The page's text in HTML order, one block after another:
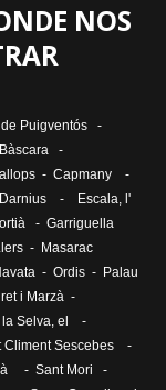
NOS
Puigventós -
Bàscara -
- Capmany -
Darnius - Escala, l '
- Garriguella
Llers -
Masarac
- Ordis -
Palau
i Marzà -
Selva, el
-
Climent Sescebes -
- Sant Mori -